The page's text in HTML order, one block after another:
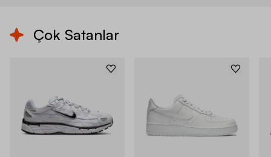
Çok Satanlar